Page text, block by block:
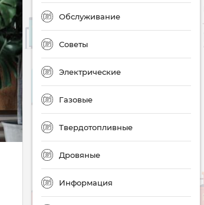
Обслуживание
Советы
Электрические
Газовые
Твердотопливные
Дровяные
Информация